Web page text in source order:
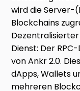
wird die Server-
Blockchains
Dienst: Der
von Ankr 2.0.
dApps, Wallets
mehreren